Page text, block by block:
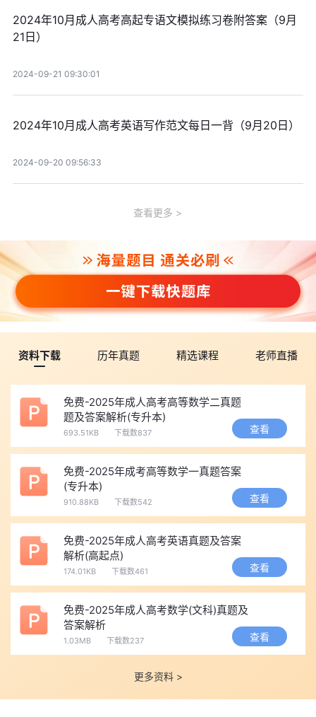
2024年10月成人高考高起专语文模拟练习卷附答案（9月
21日）
2024-09-21 09:30:01
2024年10月成人高考英语写作范文每日一背（9月20日）
2024-09-20 09:56:33
查看更多
资料下载 历年真题 精选课程 老师直播
免费-2025年成人高考高等数学二真题
题及答案解析(专升本)
693.51KB 下载数837 查看
免费-2025年成考高等数学一真题答案
(专升本)
910.88KB 下载数542 查看
免费-2025年成人高考英语真题及答案
解析(高起点)
174.01KB 下载数461 查看
免费-2025年成人高考数学(文科)真题及
答案解析
1.03MB 下载数237 查看
更多资料 >